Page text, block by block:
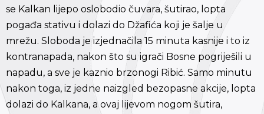
se Kalkan lijepo oslobodio čuvara, šutirao, lopta
pogađa stativu i dolazi do Džafića koji je šalje u
mrežu. Sloboda je izjednačila 15 minuta kasnije i to iz
kontranapada, nakon što su igrači Bosne pogriješili u
napadu, a sve je kaznio brzonogi Ribić. Samo minutu
nakon toga, iz jedne naizgled bezopasne akcije, lopta
dolazi do Kalkana, a ovaj lijevom nogom šutira,